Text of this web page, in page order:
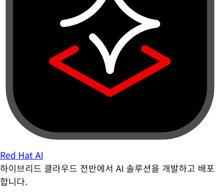
Red Hat AI
하이브리드 클라우드 전반에서 AI 솔루션을 개발하고 배포
합니다.